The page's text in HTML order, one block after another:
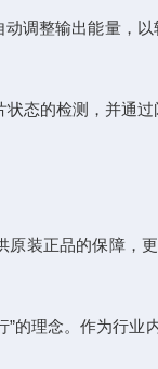
整输出能量，
的检测，并通过
正品的保障，
理念。作为行业